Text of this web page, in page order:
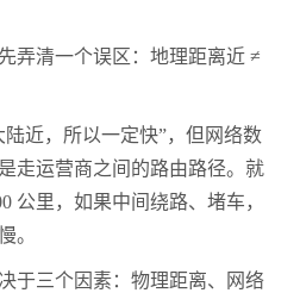
清一个误区：地理距离近 ≠
近，所以一定快”，但网络数
走运营商之间的路由路径。就
公里，如果中间绕路、堵车，
。
三个因素：物理距离、网络